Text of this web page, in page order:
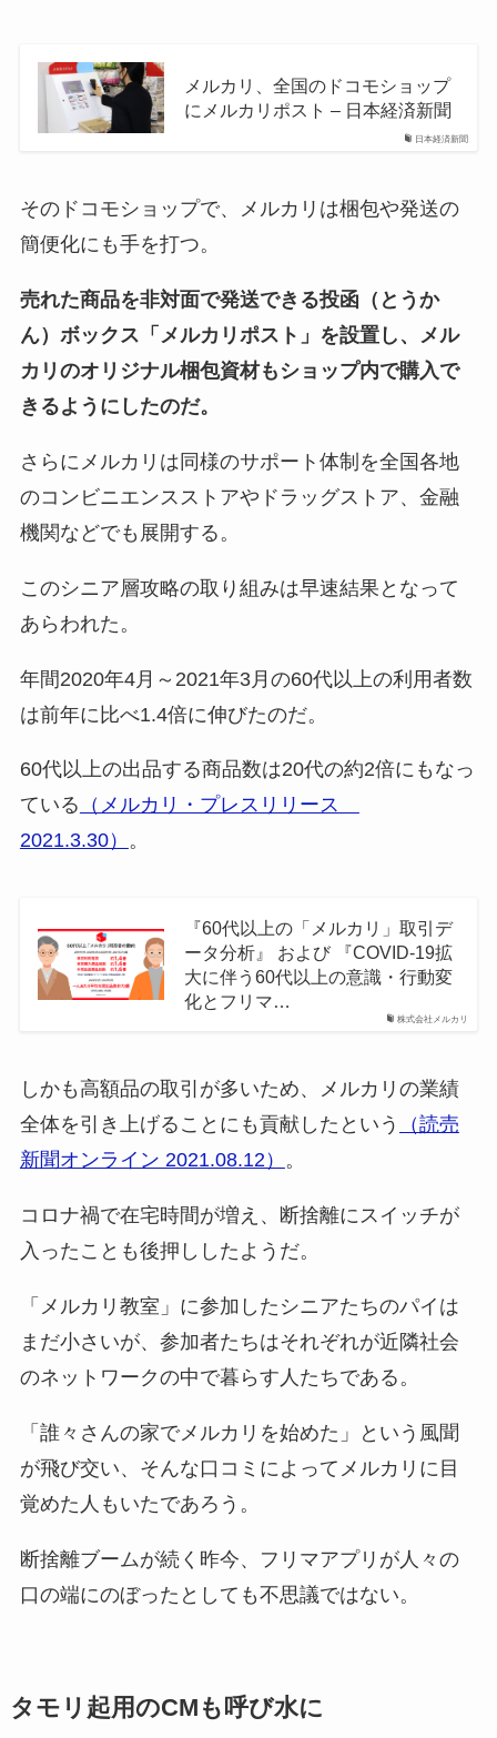
日本経済新聞
メルカリ、全国のドコモショップ
にメルカリポスト – 日本経済新聞
そのドコモショップで、メルカリは梱包や発送の
簡便化にも手を打つ。
売れた商品を非対面で発送できる投函（とうか
ん）ボックス「メルカリポスト」を設置し、メル
カリのオリジナル梱包資材もショップ内で購入で
きるようにしたのだ。
さらにメルカリは同様のサポート体制を全国各地
のコンビニエンスストアやドラッグストア、金融
機関などでも展開する。
このシニア層攻略の取り組みは早速結果となって
あらわれた。
年間2020年4月～2021年3月の60代以上の利用者数
は前年に比べ1.4倍に伸びたのだ。
60代以上の出品する商品数は20代の約2倍にもなっ
ている （メルカリ・プレスリリース
2021.3.30） 。
株式会社メルカリ
『60代以上の「メルカリ」取引デ
ータ分析』 および 『COVID-19拡
大に伴う60代以上の意識・行動変
化とフリマ…
しかも高額品の取引が多いため、メルカリの業績
全体を引き上げることにも貢献したという
（読売
新聞オンライン 2021.08.12） 。
コロナ禍で在宅時間が増え、断捨離にスイッチが
入ったことも後押ししたようだ。
「メルカリ教室」に参加したシニアたちのパイは
まだ小さいが、参加者たちはそれぞれが近隣社会
のネットワークの中で暮らす人たちである。
「誰々さんの家でメルカリを始めた」という風聞
が飛び交い、そんな口コミによってメルカリに目
覚めた人もいたであろう。
断捨離ブームが続く昨今、フリマアプリが人々の
口の端にのぼったとしても不思議ではない。
タモリ起用のCMも呼び水に